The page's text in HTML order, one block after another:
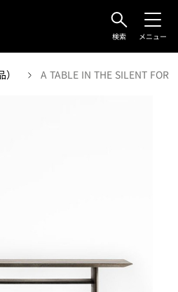
検索 メニュー
） A TABLE IN THE SILENT